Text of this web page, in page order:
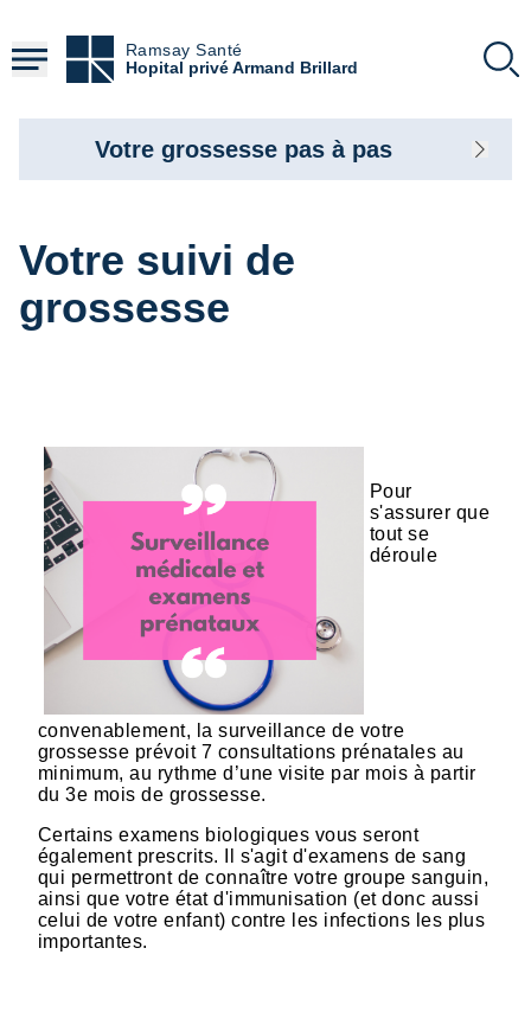
contenu
principal
Ramsay Santé
Hopital privé Armand Brillard
Votre suivi de
grossesse
Pour
s'assurer que
tout se
déroule
convenablement, la surveillance de votre
grossesse prévoit 7 consultations prénatales au
minimum, au rythme d’une visite par mois à partir
du 3e mois de grossesse.
Certains examens biologiques vous seront
également prescrits. Il s'agit d'examens de sang
qui permettront de connaître votre groupe sanguin,
ainsi que votre état d'immunisation (et donc aussi
celui de votre enfant) contre les infections les plus
importantes.
Votre grossesse pas à pas